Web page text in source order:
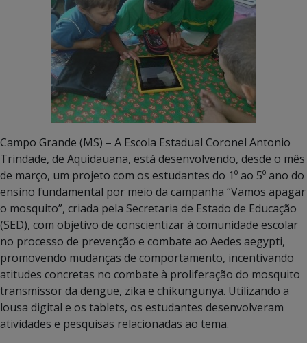
Campo Grande (MS) – A Escola Estadual Coronel Antonio
Trindade, de Aquidauana, está desenvolvendo, desde o mês
de março, um projeto com os estudantes do 1º ao 5º ano do
ensino fundamental por meio da campanha “Vamos apagar
o mosquito”, criada pela Secretaria de Estado de Educação
(SED), com objetivo de conscientizar à comunidade escolar
no processo de prevenção e combate ao Aedes aegypti,
promovendo mudanças de comportamento, incentivando
atitudes concretas no combate à proliferação do mosquito
transmissor da dengue, zika e chikungunya. Utilizando a
lousa digital e os tablets, os estudantes desenvolveram
atividades e pesquisas relacionadas ao tema.